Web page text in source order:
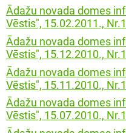
Ādažu novada domes
Vēstis", 15.02.2011.,
Ādažu novada domes
Vēstis", 15.12.2010.,
Ādažu novada domes
Vēstis", 15.11.2010.,
Ādažu novada domes
Vēstis", 15.07.2010.,